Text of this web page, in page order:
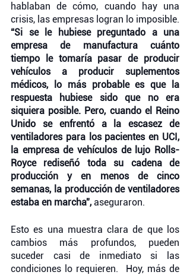
hablaban de cómo, cuando hay una
“Si se le hubiese preguntado a una
empresa de manufactura cuánto
tiempo le tomaría pasar de producir
vehículos a producir suplementos
médicos, lo más probable es que la
respuesta hubiese sido que no era
siquiera posible. Pero, cuando el Reino
Unido se enfrentó a la escasez de
ventiladores para los pacientes en UCI,
la empresa de vehículos de lujo Rolls-
Royce rediseñó toda su cadena de
producción y en menos de cinco
semanas, la producción de ventiladores
estaba en marcha”, aseguraron.
Esto es una muestra clara de que los
cambios más profundos, pueden
suceder casi de inmediato si las
condiciones lo requieren.  Hoy, más de